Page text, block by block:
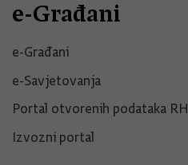
e-Građani
e-Građani
e-Savjetovanja
Portal otvorenih podataka RH
Izvozni portal